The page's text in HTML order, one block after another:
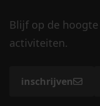
Blijf op de
activiteiten.
inschrijven